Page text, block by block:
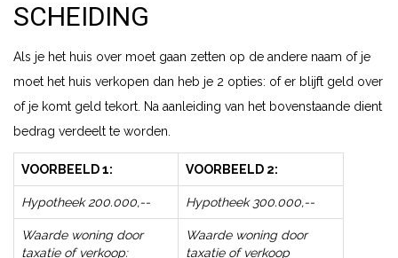
SCHEIDING
Als je het huis over moet gaan zetten op de andere naam of je
moet het huis verkopen dan heb je 2 opties: of er blijft geld over
of je komt geld tekort. Na aanleiding van het bovenstaande dient
bedrag verdeelt te worden.
VOORBEELD 1: VOORBEELD 2:
Hypotheek 200.000,-- Hypotheek 300.000,--
Waarde woning door
taxatie of verkoop:
Waarde woning door
taxatie of verkoop